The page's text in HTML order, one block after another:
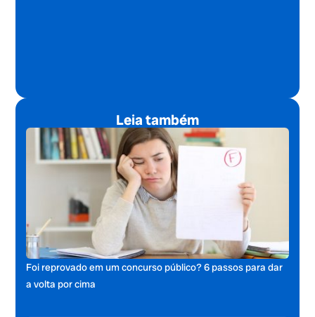
Leia também
Foi reprovado em um concurso público? 6 passos para dar
a volta por cima